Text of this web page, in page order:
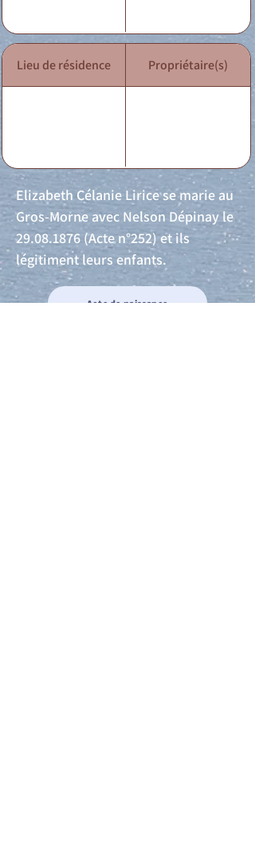
Lieu de résidence Propriétaire(s)
Elizabeth Célanie Lirice se marie au
Gros-Morne avec Nelson Dépinay le
29.08.1876 (Acte n°252) et ils
légitiment leurs enfants.
Acte de naissance